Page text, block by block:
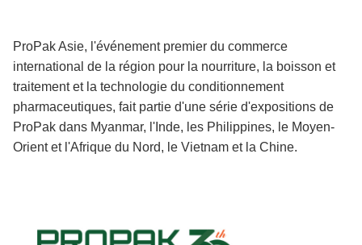
ProPak Asie, l'événement premier du commerce
international de la région pour la nourriture, la boisson et
traitement et la technologie du conditionnement
pharmaceutiques, fait partie d'une série d'expositions de
ProPak dans Myanmar, l'Inde, les Philippines, le Moyen-
Orient et l'Afrique du Nord, le Vietnam et la Chine.